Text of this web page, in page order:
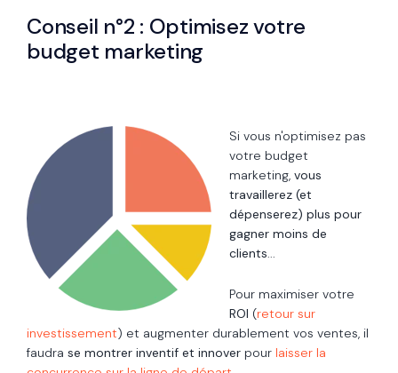
Conseil n°2 : Optimisez votre
budget marketing
Si vous n'optimisez pas
votre budget
marketing, vous
travaillerez (et
dépenserez) plus pour
gagner moins de
clients...
Pour maximiser votre
ROI (retour sur
investissement) et augmenter durablement vos ventes, il
faudra se montrer inventif et innover pour laisser la